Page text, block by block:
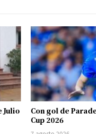
Julio
Con gol de
Cup 2026